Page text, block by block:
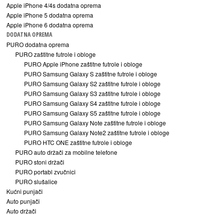
Apple iPhone 4/4s dodatna oprema
Apple iPhone 5 dodatna oprema
Apple iPhone 6 dodatna oprema
DODATNA OPREMA
PURO dodatna oprema
PURO zaštitne futrole i obloge
PURO Apple iPhone zaštitne futrole i obloge
PURO Samsung Galaxy S zaštitne futrole i obloge
PURO Samsung Galaxy S2 zaštitne futrole i obloge
PURO Samsung Galaxy S3 zaštitne futrole i obloge
PURO Samsung Galaxy S4 zaštitne futrole i obloge
PURO Samsung Galaxy S5 zaštitne futrole i obloge
PURO Samsung Galaxy Note zaštitne futrole i obloge
PURO Samsung Galaxy Note2 zaštitne futrole i obloge
PURO HTC ONE zaštitne futrole i obloge
PURO auto držači za mobilne telefone
PURO stoni držači
PURO portabl zvučnici
PURO slušalice
Kućni punjači
Auto punjači
Auto držači